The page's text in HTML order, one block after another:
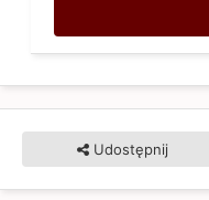
Udostępnij